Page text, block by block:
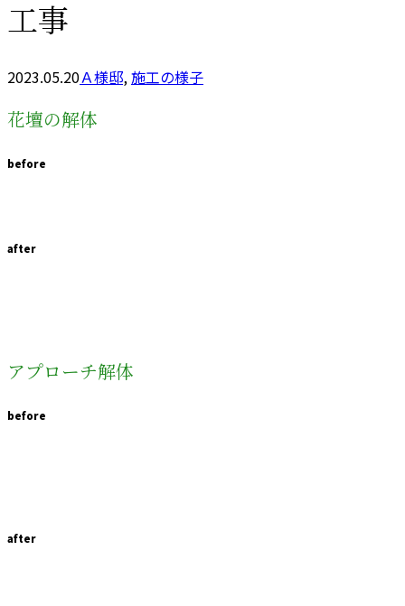
工事
2023.05.20Ａ様邸,施工の様子
花壇の解体
before
after
アプローチ解体
before
after